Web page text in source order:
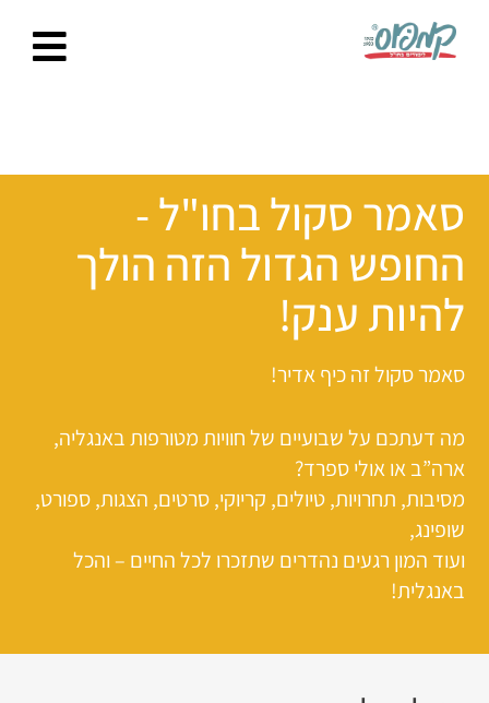
content
סאמר סקול בחו"ל -
החופש הגדול הזה הולך
להיות ענק!
סאמר סקול זה כיף אדיר!
מה דעתכם על שבועיים של חוויות מטורפות באנגליה,
ארה”ב או אולי ספרד?
מסיבות, תחרויות, טיולים, קריוקי, סרטים, הצגות, ספורט,
שופינג,
ועוד המון רגעים נהדרים שתזכרו לכל החיים – והכל
באנגלית!